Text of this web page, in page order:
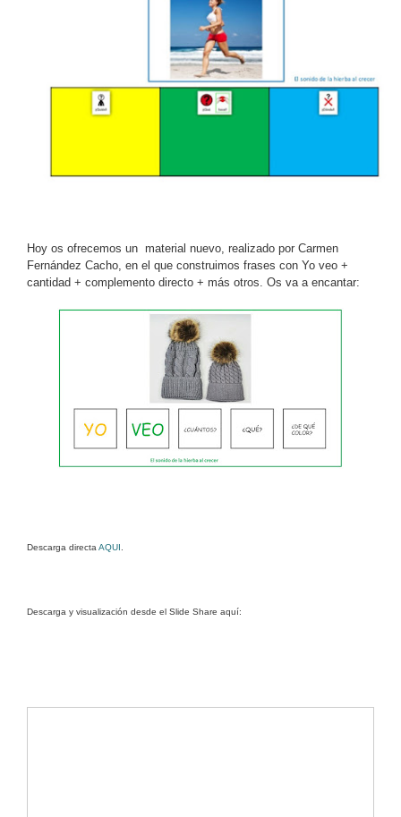
Hoy os ofrecemos un material nuevo, realizado por Carmen
Fernández Cacho, en el que construimos frases con Yo veo +
cantidad + complemento directo + más otros. Os va a encantar:
Descarga directa AQUI
Descarga y visualización desde el Slide Share aquí: